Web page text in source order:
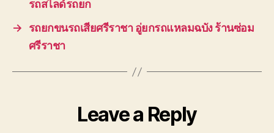
รถสไลด์รถยก
→
รถยกขนรถเสียศรีราชา อู่ยกรถแหลมฉบัง ร้านซ่อม
ศรีราชา
Leave a Reply